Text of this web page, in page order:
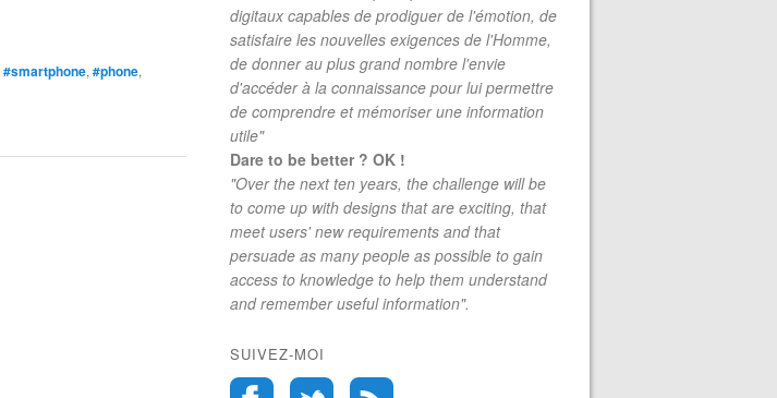
#smartphone, #phone,
digitaux capables de prodiguer de l'émotion, de
satisfaire les nouvelles exigences de l'Homme,
de donner au plus grand nombre l'envie
d'accéder à la connaissance pour lui permettre
de comprendre et mémoriser une information
utile"
Dare to be better ? OK !
"Over the next ten years, the challenge will be
to come up with designs that are exciting, that
meet users' new requirements and that
persuade as many people as possible to gain
access to knowledge to help them understand
and remember useful information".
SUIVEZ-MOI